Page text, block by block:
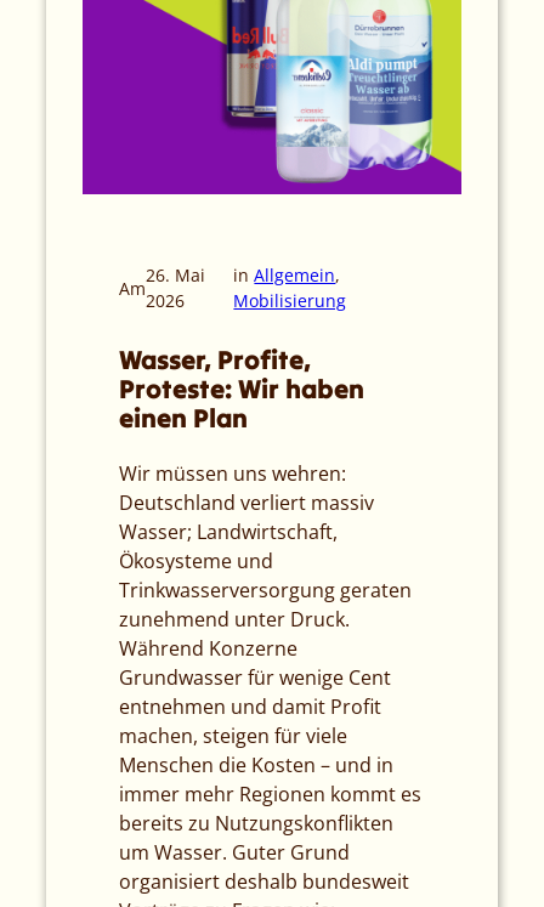
Am
26. Mai
2026
inAllgemein
Mobilisierung
Wasser, Profite,
Proteste: Wir haben
einen Plan
Wir müssen uns wehren:
Deutschland verliert massiv
Wasser; Landwirtschaft,
Ökosysteme und
Trinkwasserversorgung geraten
zunehmend unter Druck.
Während Konzerne
Grundwasser für wenige Cent
entnehmen und damit Profit
machen, steigen für viele
Menschen die Kosten – und in
immer mehr Regionen kommt es
bereits zu Nutzungskonflikten
um Wasser. Guter Grund
organisiert deshalb bundesweit